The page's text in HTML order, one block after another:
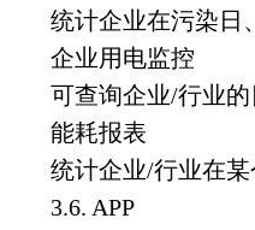
统计企业在污染日
企业用电监控
可查询企业/行业
能耗报表
统计企业/行业在
3.6. APP